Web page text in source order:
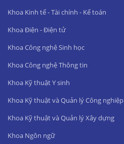
Khoa Kinh tế - Tài chính - Kế toán
Khoa Điện - Điện tử
Khoa Công nghệ Sinh học
Khoa Công nghệ Thông tin
Khoa Kỹ thuật Y sinh
Khoa Kỹ thuật và Quản lý Công nghiệp
Khoa Kỹ thuật và Quản lý Xây dựng
Khoa Ngôn ngữ